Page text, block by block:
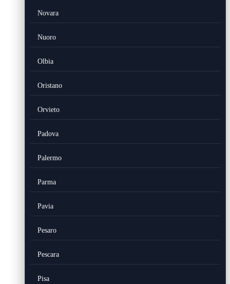
Novara
Nuoro
Olbia
Oristano
Orvieto
Padova
Palermo
Parma
Pavia
Pesaro
Pescara
Pisa